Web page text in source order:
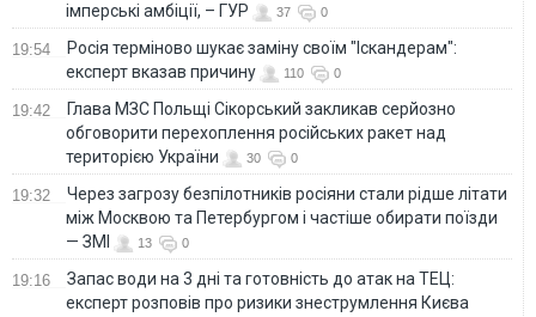
імперські амбіції, – ГУР
37 0
19:54
Росія терміново шукає заміну своїм "Іскандерам":
експерт вказав причину
110 0
19:42
Глава МЗС Польщі Сікорський закликав серйозно
обговорити перехоплення російських ракет над
територією України
30 0
19:32
Через загрозу безпілотників росіяни стали рідше літати
між Москвою та Петербургом і частіше обирати поїзди
— ЗМІ
13 0
19:16
Запас води на 3 дні та готовність до атак на ТЕЦ:
експерт розповів про ризики знеструмлення Києва